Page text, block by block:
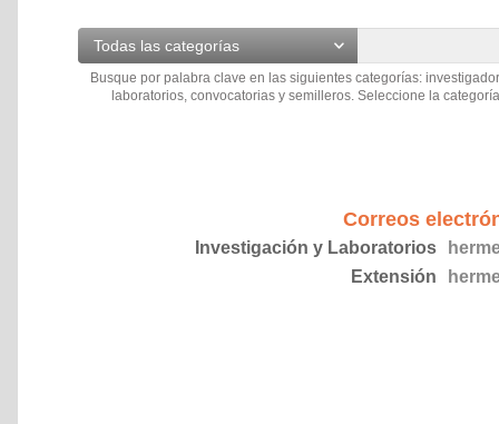
Todas las categorías
Busque por palabra clave en las siguientes categorías:
laboratorios, convocatorias y semilleros. Seleccione la
Correos
Investigación y Laboratorios
Extensión